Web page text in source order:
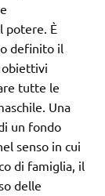
potere. È
definito il
obiettivi
tutte le
Una
un fondo
senso in cui
di famiglia, il
delle